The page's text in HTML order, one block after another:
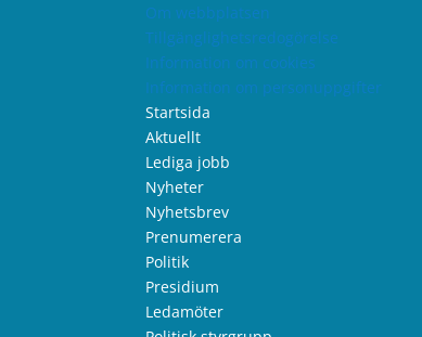
Om webbplatsen
Tillgänglighetsredogörelse
Information om cookies
Information om personuppgifter
Startsida
Aktuellt
Lediga jobb
Nyheter
Nyhetsbrev
Prenumerera
Politik
Presidium
Ledamöter